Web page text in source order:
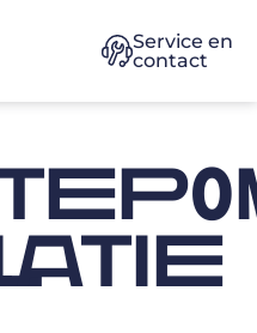
Service en
contact